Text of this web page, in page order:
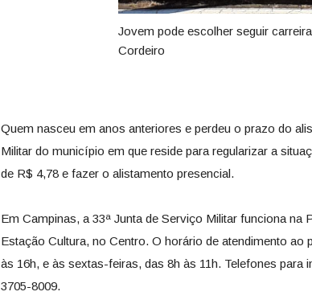
Jovem pode escolher seguir
Cordeiro
Quem nasceu em anos anteriores e perdeu o prazo do
Militar do município em que reside para regularizar a
de R$ 4,78 e fazer o alistamento presencial.
Em Campinas, a 33ª Junta de Serviço Militar funciona na
Estação Cultura, no Centro. O horário de atendimento ao
às 16h, e às sextas-feiras, das 8h às 11h. Telefones para
3705-8009.